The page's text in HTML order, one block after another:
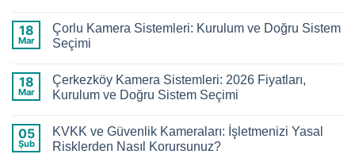
Kapaklı
Kamera
Sistemleri:
ve
Doğru
Sistem
18
Mar
Çorlu Kamera Sistemleri: Kurulum ve Doğru Sistem
Seçimi
Çorlu
Kamera
Sistemleri:
Doğru
Sistem
Seçimi
18
Mar
Çerkezköy Kamera Sistemleri: 2026 Fiyatları,
Kurulum ve Doğru Sistem Seçimi
Çerkezköy
Kamera
Sistemleri:
05
Şub
KVKK ve Güvenlik Kameraları: İşletmenizi Yasal
Risklerden Nasıl Korursunuz?